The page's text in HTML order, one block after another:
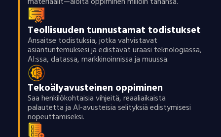
Teollisuuden tunnustamat todistukset
Ansaitse todistuksia, jotka vahvistavat
asiantuntemuksesi ja edistävät uraasi teknologiassa,
AI:ssa, datassa, markkinoinnissa ja muussa.
Tekoälyavusteinen oppiminen
Saa henkilökohtaisia vihjeitä, reaaliaikaista
palautetta ja AI-avusteisia selityksiä edistymisesi
nopeuttamiseksi.